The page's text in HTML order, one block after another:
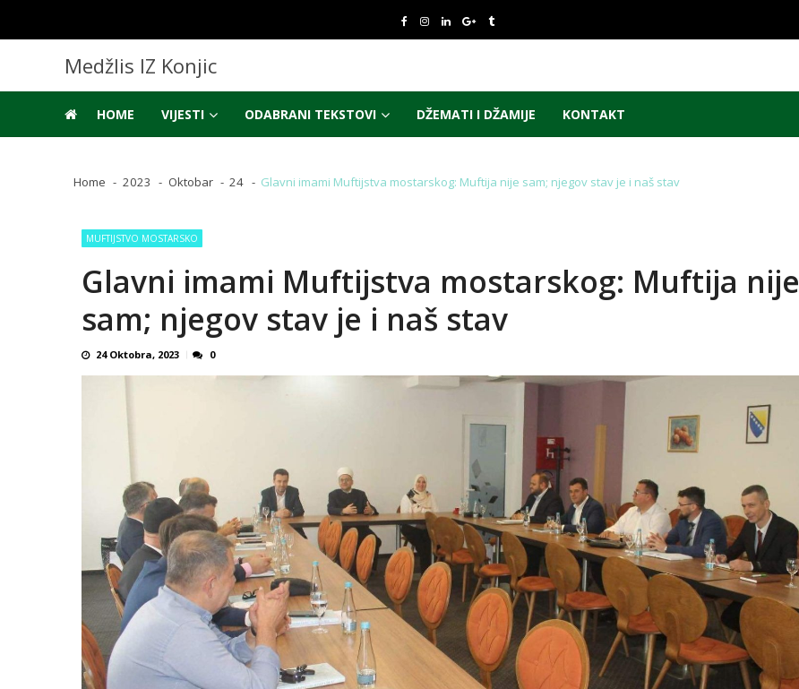
navigation
content
Medžlis IZ Konjic
HOME VIJESTI ODABRANI TEKSTOVI DŽEMATI I DŽAMIJE KONTAKT
Home 2023 Oktobar 24 Glavni imami Muftijstva mostarskog: Muftija nije sam; njegov stav je i naš stav
MUFTIJSTVO MOSTARSKO
Glavni imami Muftijstva mostarskog: Muftija nije
sam; njegov stav je i naš stav
24 Oktobra, 2023 0